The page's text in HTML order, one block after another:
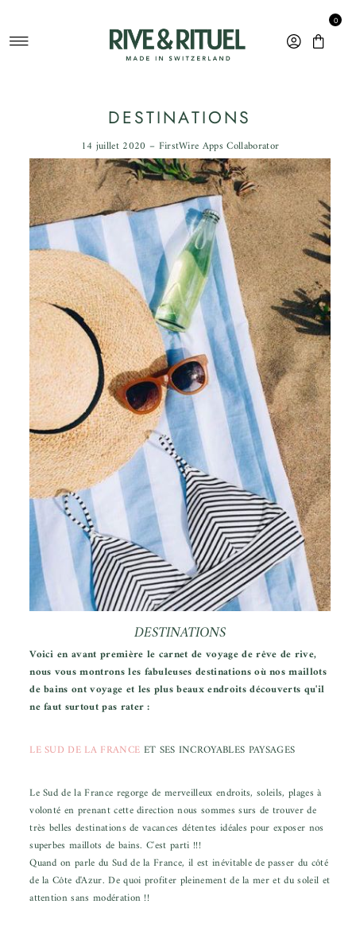
0
DESTINATIONS
14 juillet 2020 – FirstWire Apps Collaborator
DESTINATIONS
Voici en avant première le carnet de voyage de rêve de rive,
nous vous montrons les fabuleuses destinations où nos maillots
de bains ont voyage et les plus beaux endroits découverts qu'il
ne faut surtout pas rater :
LE SUD DE LA FRANCE ET SES INCROYABLES PAYSAGES
Le Sud de la France regorge de merveilleux endroits, soleils, plages à
volonté en prenant cette direction nous sommes surs de trouver de
très belles destinations de vacances détentes idéales pour exposer nos
superbes maillots de bains. C'est parti !!!
Quand on parle du Sud de la France, il est inévitable de passer du côté
de la Côte d'Azur. De quoi profiter pleinement de la mer et du soleil et
attention sans modération !!